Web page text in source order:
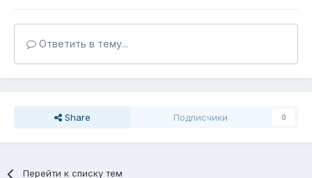
Ответить в тему...
Share Подписчики 0
Перейти к списку тем